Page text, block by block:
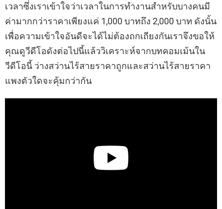
เวลาซึ่งเราเข้าใจว่าเวลาในการทำงานสำหรับบางคนมี
ค่ามากกว่าราคาเพียงแค่ 1,000 บาทถึง 2,000 บาท ดังนั้น
เพื่อความเข้าใจอันดีจะได้ไม่ต้องถกเถียงกันเราจึงขอให้
คุณดูวีดีโอดังต่อไปนี้แล้ววิเคราะห์จากบทคอมเม้นใน
วีดีโอนี้ ว่างสว่านไร้สายราคาถูกและสว่านไร้สายราคา
แพงตัวใดจะคุ้มกว่ากัน